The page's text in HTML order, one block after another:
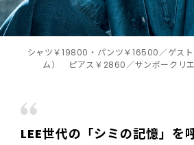
シャツ￥19800・パンツ￥16500／ゲス
ム） ピアス￥2860／サンポークリエ
LEE世代の「シミの記憶」を